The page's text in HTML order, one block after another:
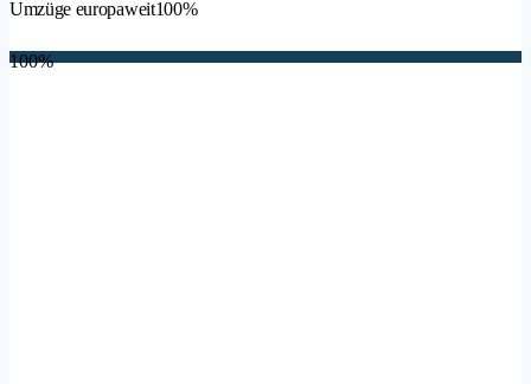
Umzüge europaweit100%
100%